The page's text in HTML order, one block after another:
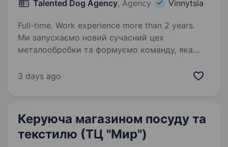
Talented Dog Agency, Agency Vinnytsia
Full-time. Work experience more than 2 years.
Ми запускаємо новий сучасний цех
металообробки та формуємо команду, яка
процесів з нуля. Це можливість долучитися
3 days ago
Керуюча магазином посуду та
текстилю (ТЦ "Мир")